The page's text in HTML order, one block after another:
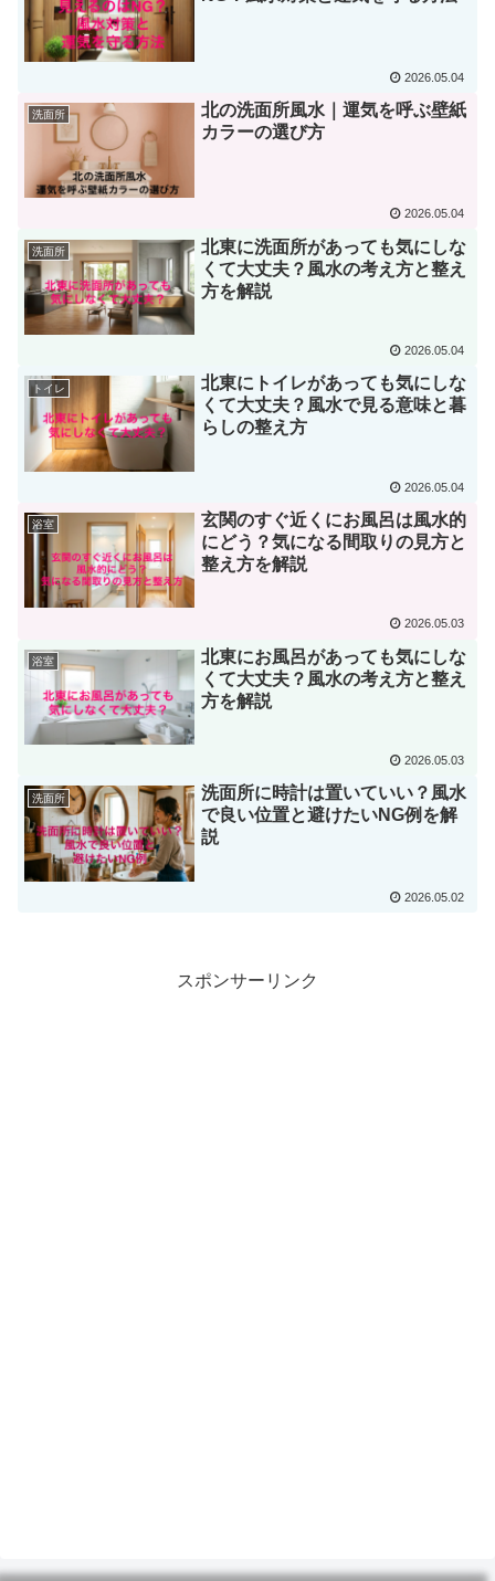
2026.05.04
洗面所
北の洗面所風水｜運気を呼ぶ壁紙
カラーの選び方
2026.05.04
洗面所
北東に洗面所があっても気にしな
くて大丈夫？風水の考え方と整え
方を解説
2026.05.04
トイレ
北東にトイレがあっても気にしな
くて大丈夫？風水で見る意味と暮
らしの整え方
2026.05.04
浴室
玄関のすぐ近くにお風呂は風水的
にどう？気になる間取りの見方と
整え方を解説
2026.05.03
浴室
北東にお風呂があっても気にしな
くて大丈夫？風水の考え方と整え
方を解説
2026.05.03
洗面所
洗面所に時計は置いていい？風水
で良い位置と避けたいNG例を解
説
2026.05.02
スポンサーリンク